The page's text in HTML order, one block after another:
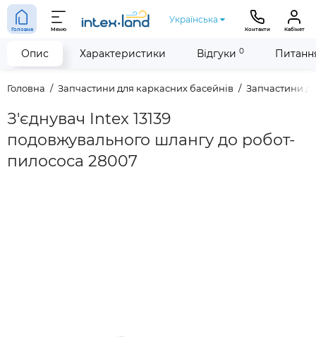
Головна Меню
Українська
Контакти Кабінет
Головна Запчастини для каркасних басейнів Запчастини
З'єднувач Intex 13139
подовжувального шлангу до робот-
пилососа 28007
Опис Характеристики Відгуки 0